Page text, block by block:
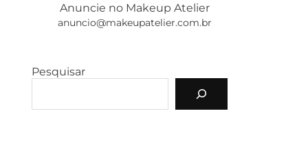
Anuncie no Makeup Atelier
anuncio@makeupatelier.com.br
Pesquisar